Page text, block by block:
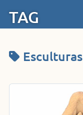
TAG
Esculturas